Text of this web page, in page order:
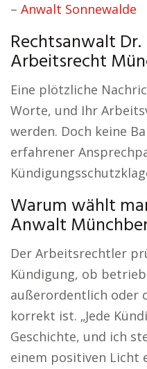
– Anwalt Sonnewalde
Rechtsanwalt
Arbeitsrecht
Eine plötzliche
Worte, und Ihr
werden. Doch keine
erfahrener
Warum wählt
Anwalt
Der Arbeitsrechtler
Kündigung, ob
außerordentlich oder
korrekt ist. „Jede
Geschichte, und ich
einem positiven Licht